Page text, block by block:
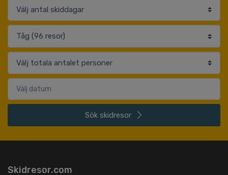
Sök skidresor
Skidresor.com